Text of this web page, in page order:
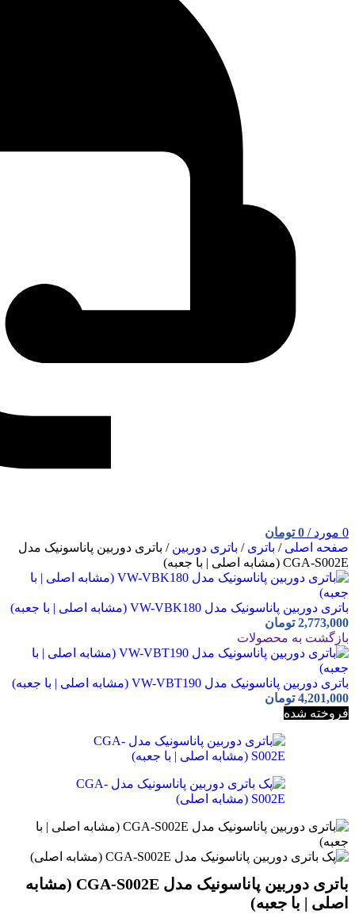
0 مورد /
0 تومان
صفحه اصلی / باتری / باتری دوربین / باتری دوربین پاناسونیک مدل
CGA-S002E (مشابه اصلی | با جعبه)
باتری دوربین پاناسونیک مدل VW-VBK180 (مشابه اصلی | با جعبه)
2,773,000 تومان
بازگشت به محصولات
باتری دوربین پاناسونیک مدل VW-VBT190 (مشابه اصلی | با جعبه)
4,201,000 تومان
فروخته شده
باتری دوربین پاناسونیک مدل CGA-S002E (مشابه
اصلی | با جعبه)